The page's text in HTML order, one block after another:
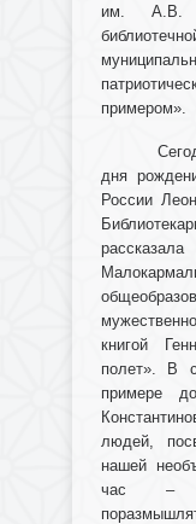
им. А.В.
примером».
дня
России
книгой
полет». В
примере
людей,
нашей
час –